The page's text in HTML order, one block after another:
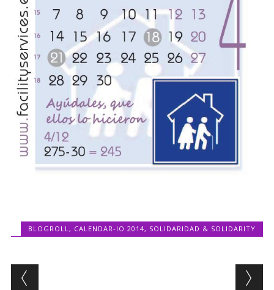
BLOGROLL, CALENDAR-IO 2014, SOLIDARIDAD & SOLIDARITY
Post navigation